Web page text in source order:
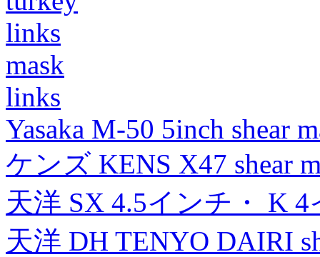
links
mask
links
Yasaka M-50 5inch shear
ケンズ KENS X47 shear
天洋 SX 4.5インチ・ K
天洋 DH TENYO DAIRI